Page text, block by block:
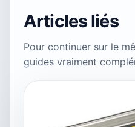
Articles liés
Pour continuer sur le
guides vraiment